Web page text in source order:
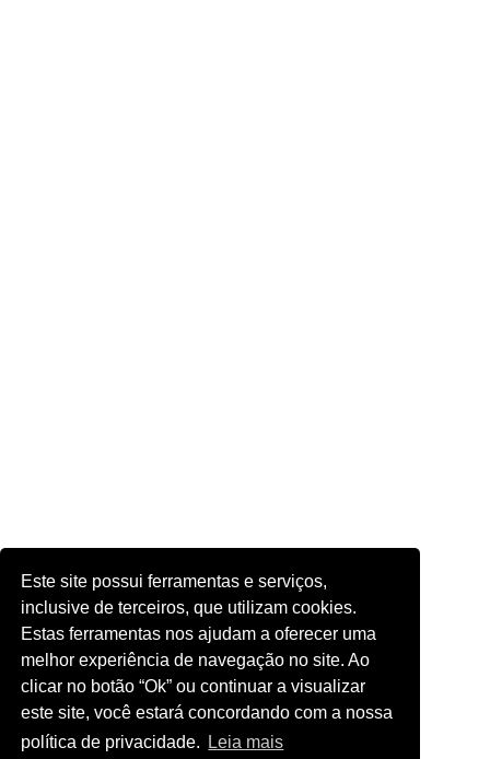
Este site possui ferramentas e serviços,
inclusive de terceiros, que utilizam cookies.
Estas ferramentas nos ajudam a oferecer uma
melhor experiência de navegação no site. Ao
clicar no botão “Ok” ou continuar a visualizar
este site, você estará concordando com a nossa
política de privacidade.
Leia mais